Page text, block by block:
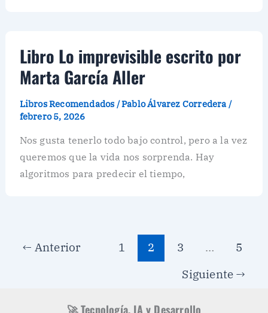
Libro Lo imprevisible escrito por
Marta García Aller
Libros Recomendados /Pablo Álvarez Corredera/
febrero 5, 2026
Nos gusta tenerlo todo bajo control, pero a la vez
queremos que la vida nos sorprenda. Hay
algoritmos para predecir el tiempo,
← Anterior 1 2 3 …
5
Siguiente →
🚀 Tecnología, IA y Desarrollo